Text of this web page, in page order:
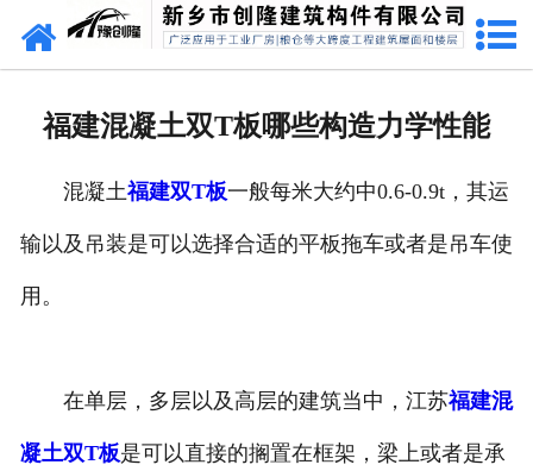
网站首页
成功案例
联系我们
福建混凝土双T板哪些构造力学性能
混凝土福建双T板一般每米大约中0.6-0.9t，其运
输以及吊装是可以选择合适的平板拖车或者是吊车使
用。
在单层，多层以及高层的建筑当中，江苏福建混
凝土双T板是可以直接的搁置在框架，梁上或者是承